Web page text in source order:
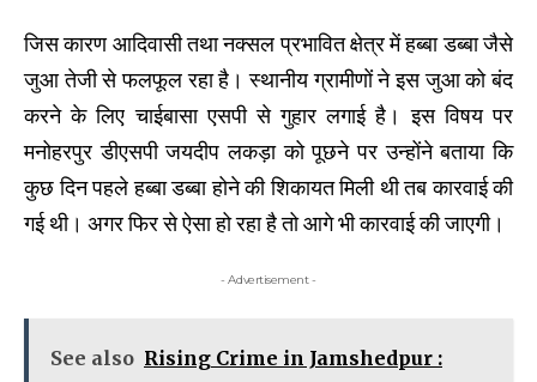
जिस कारण आदिवासी तथा नक्सल प्रभावित क्षेत्र में हब्बा डब्बा जैसे
जुआ तेजी से फलफूल रहा है। स्थानीय ग्रामीणों ने इस जुआ को बंद
करने के लिए चाईबासा एसपी से गुहार लगाई है। इस विषय पर
मनोहरपुर डीएसपी जयदीप लकड़ा को पूछने पर उन्होंने बताया कि
कुछ दिन पहले हब्बा डब्बा होने की शिकायत मिली थी तब कारवाई की
गई थी। अगर फिर से ऐसा हो रहा है तो आगे भी कारवाई की जाएगी।
- Advertisement -
See also Rising Crime in Jamshedpur :